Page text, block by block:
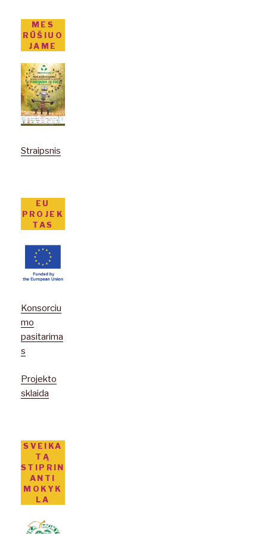
MES
RŪŠIUO
JAME
Straipsnis
EU
PROJEK
TAS
Konsorciu
mo
pasitarima
s
Projekto
sklaida
SVEIKA
TĄ
STIPRIN
ANTI
MOKYK
LA